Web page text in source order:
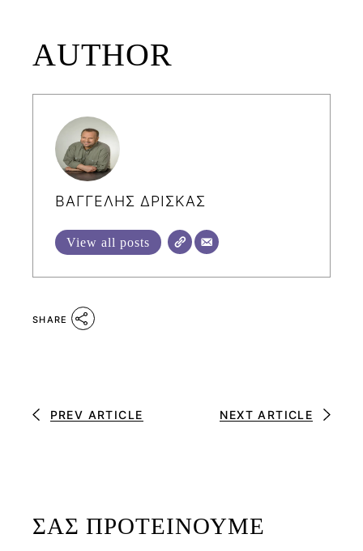
AUTHOR
ΒΑΓΓΕΛΗΣ ΔΡΙΣΚΑΣ
View all posts
SHARE
PREV ARTICLE NEXT ARTICLE
ΣΑΣ ΠΡΟΤΕΙΝΟΥΜΕ